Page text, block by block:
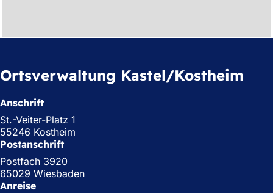
Ortsverwaltung Kastel/Kostheim
Anschrift
St.-Veiter-Platz 1
55246 Kostheim
Postanschrift
Postfach 3920
65029 Wiesbaden
Anreise